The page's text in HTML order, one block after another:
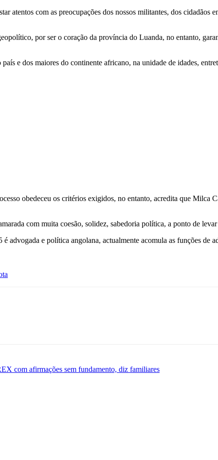
atentos com as preocupações dos nossos militantes, dos
por ser o coração da província do Luanda, no entanto,
e dos maiores do continente africano, na unidade de idades,
obedeceu os critérios exigidos, no entanto, acredita que Milca
com muita coesão, solidez, sabedoria política, a ponto de
é advogada e política angolana, actualmente acomula as funções de
com afirmações sem fundamento, diz familiares